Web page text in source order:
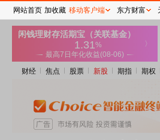
财经 焦点 股票 新股 期指 期权
网站首页 加收藏 移动客户端 东方财富